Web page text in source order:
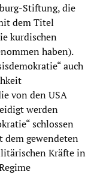
Stiftung, die
dem Titel
kurdischen
haben).
auch
von den USA
werden
schlossen
dem gewendeten
Kräfte in